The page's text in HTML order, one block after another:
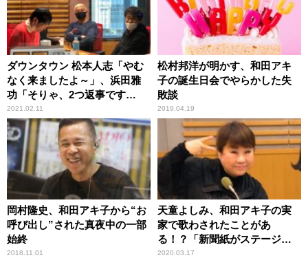
ダウンタウン 松本人志「やむ
なく来ましたよ～」、浜田雅
功「そりゃ、2つ返事です
よ！」 ……和田アキ子とノン
ストップ爆笑トーク
2021.02.11
松村邦洋が明かす、和田アキ
子の誕生日会でやらかした失
敗談
2019.04.19
岡村隆史、和田アキ子から“お
呼び出し”された真夜中の一部
始終
2018.11.01
天童よしみ、和田アキ子の実
家で歌わされたことがあ
る！？「新聞紙がステージ
に…」
2020.03.17